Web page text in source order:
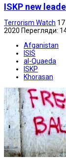
ISKP new
Terrorism Watch
2020 Перегляди:
Afganistan
ISIS
al-Quaeda
ISKP
Khorasan